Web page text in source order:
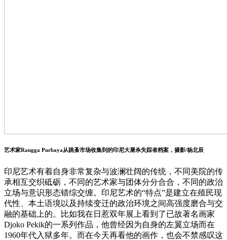
艺术家Rangga Purbaya从跳蚤市场收集到的印尼大屠杀失踪者档案，摄影/杨北辰
印尼艺术有着自身非常复杂与波澜壮阔的传统，不同美院的传
承相互交织砥砺，不同的艺术家与团体分分合合，不同的政治
立场与意识形态错综交缠。印尼艺术的“特点”是建立在殖民现
代性、本土语境以及持续变迁的政治环境之间高强度磨合与交
融的基础上的。比如我在日惹双年展上看到了已故著名画家
Djoko Pekik的一系列作品，他曾经因为自身的左翼立场而在
1960年代入狱多年。而在今天再看他的画作，也会不禁感叹这